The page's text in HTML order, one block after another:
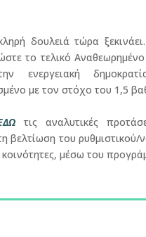
δουλειά τώρα
το τελικό
ενεργειακή
με τον στόχο του 1,5
τις αναλυτικές
βελτίωση του ρυθμιστικού/
κοινότητες, μέσω του